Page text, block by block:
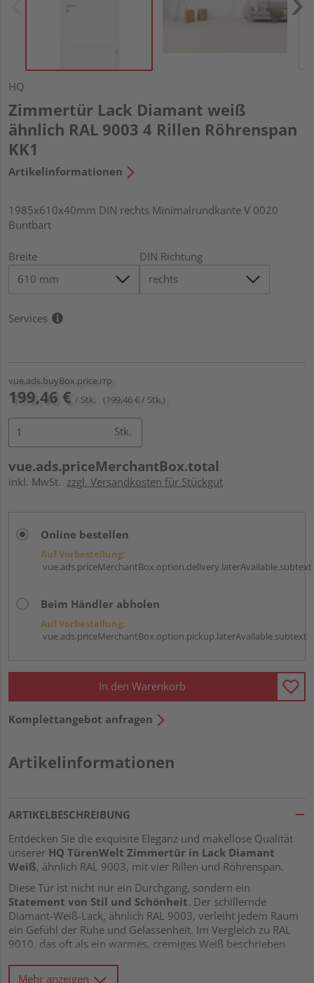
HQ
Zimmertür Lack Diamant weiß
ähnlich RAL 9003 4 Rillen Röhrenspan
KK1
Artikelinformationen
1985x610x40mm DIN rechts Minimalrundkante V 0020
Buntbart
Breite DIN Richtung
Services
vue.ads.buyBox.price.rrp
199,46 € / Stk. (199,46 € / Stk.)
Stk.
vue.ads.priceMerchantBox.total
inkl. MwSt. zzgl. Versandkosten für Stückgut
Online bestellen
Auf Vorbestellung:
vue.ads.priceMerchantBox.option.delivery.laterAvailable.subtext
Beim Händler abholen
Auf Vorbestellung:
vue.ads.priceMerchantBox.option.pickup.laterAvailable.subtext
In den Warenkorb
Komplettangebot anfragen
Artikelinformationen
ARTIKELBESCHREIBUNG
Entdecken Sie die exquisite Eleganz und makellose Qualität
unserer HQ TürenWelt Zimmertür in Lack Diamant
Weiß, ähnlich RAL 9003, mit vier Rillen und Röhrenspan.
Diese Tür ist nicht nur ein Durchgang, sondern ein
Statement von Stil und Schönheit. Der schillernde
Diamant-Weiß-Lack, ähnlich RAL 9003, verleiht jedem Raum
ein Gefühl der Ruhe und Gelassenheit. Im Vergleich zu RAL
9010, das oft als ein warmes, cremiges Weiß beschrieben
Farbton, der eine zeitlose Ästhetik bietet. Seine strahlende
Mehr anzeigen